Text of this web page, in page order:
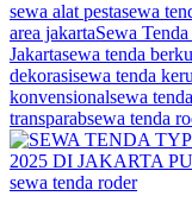
sewa alat pestasewa
area jakartaSewa
Jakartasewa tenda
dekorasisewa tenda
konvensionalsewa
transparabsewa tenda
sewa tenda roder